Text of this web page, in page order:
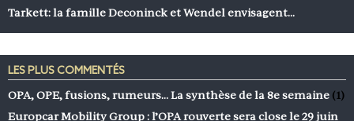
Tarkett: la famille Deconinck et Wendel envisagent…
LES PLUS COMMENTÉS
OPA, OPE, fusions, rumeurs… La synthèse de la 8e semaine (1)
Europcar Mobility Group : l’OPA rouverte sera close le 29 juin